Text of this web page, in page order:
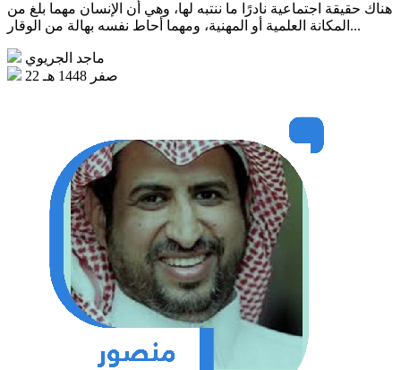
هناك حقيقة اجتماعية نادرًا ما ننتبه لها، وهي أن الإنسان مهما بلغ من
المكانة العلمية أو المهنية، ومهما أحاط نفسه بهالة من الوقار...
ماجد الجريوي
22 صفر 1448 هـ